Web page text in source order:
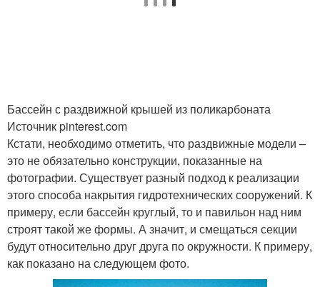
Бассейн с раздвижной крышей из поликарбоната
Источник pinterest.com
Кстати, необходимо отметить, что раздвижные модели –
это не обязательно конструкции, показанные на
фотографии. Существует разный подход к реализации
этого способа накрытия гидротехнических сооружений. К
примеру, если бассейн круглый, то и павильон над ним
строят такой же формы. А значит, и смещаться секции
будут относительно друг друга по окружности. К примеру,
как показано на следующем фото.